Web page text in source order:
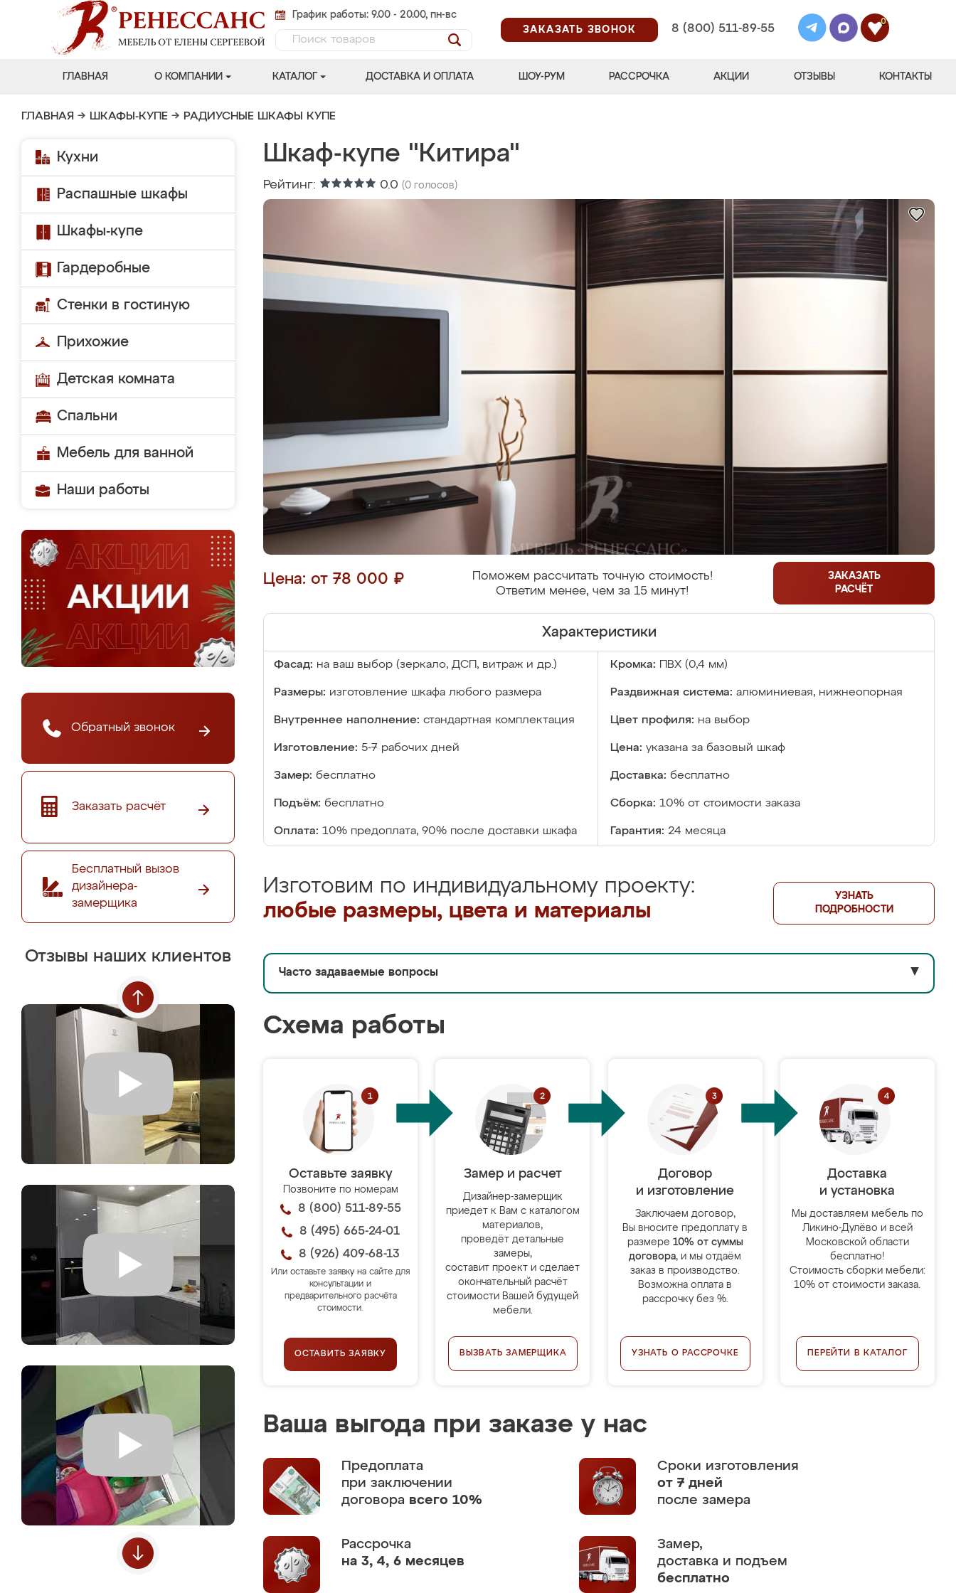
График работы: 9.00 - 20.00, пн-вс
ЗАКАЗАТЬ ЗВОНОК
8 (800) 511-89-55
0
ГЛАВНАЯ О КОМПАНИИ КАТАЛОГ ДОСТАВКА И ОПЛАТА ШОУ-РУМ РАССРОЧКА АКЦИИ ОТЗЫВЫ КОНТАКТЫ
ГЛАВНАЯ → ШКАФЫ-КУПЕ → РАДИУСНЫЕ ШКАФЫ КУПЕ
Кухни
Распашные шкафы
Шкафы-купе
Гардеробные
Стенки в гостиную
Прихожие
Детская комната
Спальни
Мебель для ванной
Наши работы
Обратный звонок
Заказать расчёт
Бесплатный вызов
дизайнера-
замерщика
Отзывы наших клиентов
Шкаф-купе "Китира"
Рейтинг: 0.0 (0 голосов)
Цена: от 78 000 ₽
Поможем рассчитать точную стоимость!
Ответим менее, чем за 15 минут!
ЗАКАЗАТЬ
РАСЧЁТ
Характеристики
Фасад: на ваш выбор (зеркало, ДСП, витраж и др.) Кромка: ПВХ (0,4 мм)
Размеры: изготовление шкафа любого размера Раздвижная система: алюминиевая, нижнеопорная
Внутреннее наполнение: стандартная комплектация Цвет профиля: на выбор
Изготовление: 5-7 рабочих дней Цена: указана за базовый шкаф
Замер: бесплатно Доставка: бесплатно
Подъём: бесплатно Сборка: 10% от стоимости заказа
Оплата: 10% предоплата, 90% после доставки шкафа Гарантия: 24 месяца
Изготовим по индивидуальному проекту:
любые размеры, цвета и материалы
УЗНАТЬ
ПОДРОБНОСТИ
Часто задаваемые вопросы ▼
Схема работы
Оставьте заявку
Позвоните по номерам
8 (800) 511-89-55
8 (495) 665-24-01
8 (926) 409-68-13
Или оставьте заявку на сайте для
консультации и
предварительного расчёта
стоимости.
ОСТАВИТЬ ЗАЯВКУ
Замер и расчет
Дизайнер-замерщик
приедет к Вам с каталогом
материалов,
проведёт детальные
замеры,
составит проект и сделает
окончательный расчёт
стоимости Вашей будущей
мебели.
ВЫЗВАТЬ ЗАМЕРЩИКА
Договор
и изготовление
Заключаем договор,
Вы вносите предоплату в
размере 10% от суммы
договора, и мы отдаём
заказ в производство.
Возможна оплата в
рассрочку без %.
УЗНАТЬ О РАССРОЧКЕ
Доставка
и установка
Мы доставляем мебель по
Ликино-Дулёво и всей
Московской области
бесплатно!
Стоимость сборки мебели:
10% от стоимости заказа.
ПЕРЕЙТИ В КАТАЛОГ
Ваша выгода при заказе у нас
Предоплата
при заключении
договора всего 10%
Сроки изготовления
от 7 дней
после замера
Рассрочка
на 3, 4, 6 месяцев
Замер,
доставка и подъем
бесплатно